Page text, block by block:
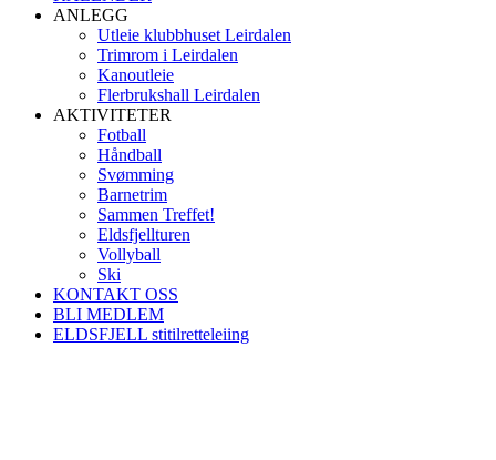
ANLEGG
Utleie klubbhuset Leirdalen
Trimrom i Leirdalen
Kanoutleie
Flerbrukshall Leirdalen
AKTIVITETER
Fotball
Håndball
Svømming
Barnetrim
Sammen Treffet!
Eldsfjellturen
Vollyball
Ski
KONTAKT OSS
BLI MEDLEM
ELDSFJELL stitilretteleiing